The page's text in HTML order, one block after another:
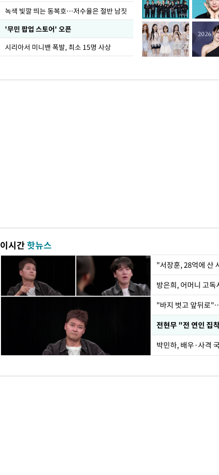
녹색 빛깔 띄는 동복호…저수율은 절반 남짓
'무민 팝업 스토어' 오픈
시리아서 미니밴 폭발, 최소 15명 사상
이시간핫뉴스
"서장훈, 28억에 산
방은희, 어머니 고
"바지 벗고 앞뒤로
박민하, 배우·사격